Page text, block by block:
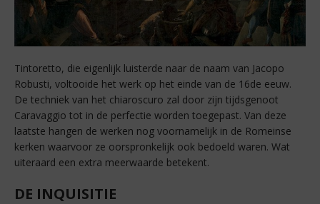
Tintoretto, die eigenlijk luisterde naar de naam van Jacopo
Robusti, voltooide het werk op het einde van de 16de eeuw.
De techniek van het chiaroscuro zal door zijn tijdsgenoot
Caravaggio tot in de perfectie worden toegepast. Van deze
laatste hangen de werken nog voornamelijk in de Romeinse
kerken waarvoor ze oorspronkelijk ook bedoeld waren. Wat
uiteraard een extra meerwaarde betekent.
DE INQUISITIE